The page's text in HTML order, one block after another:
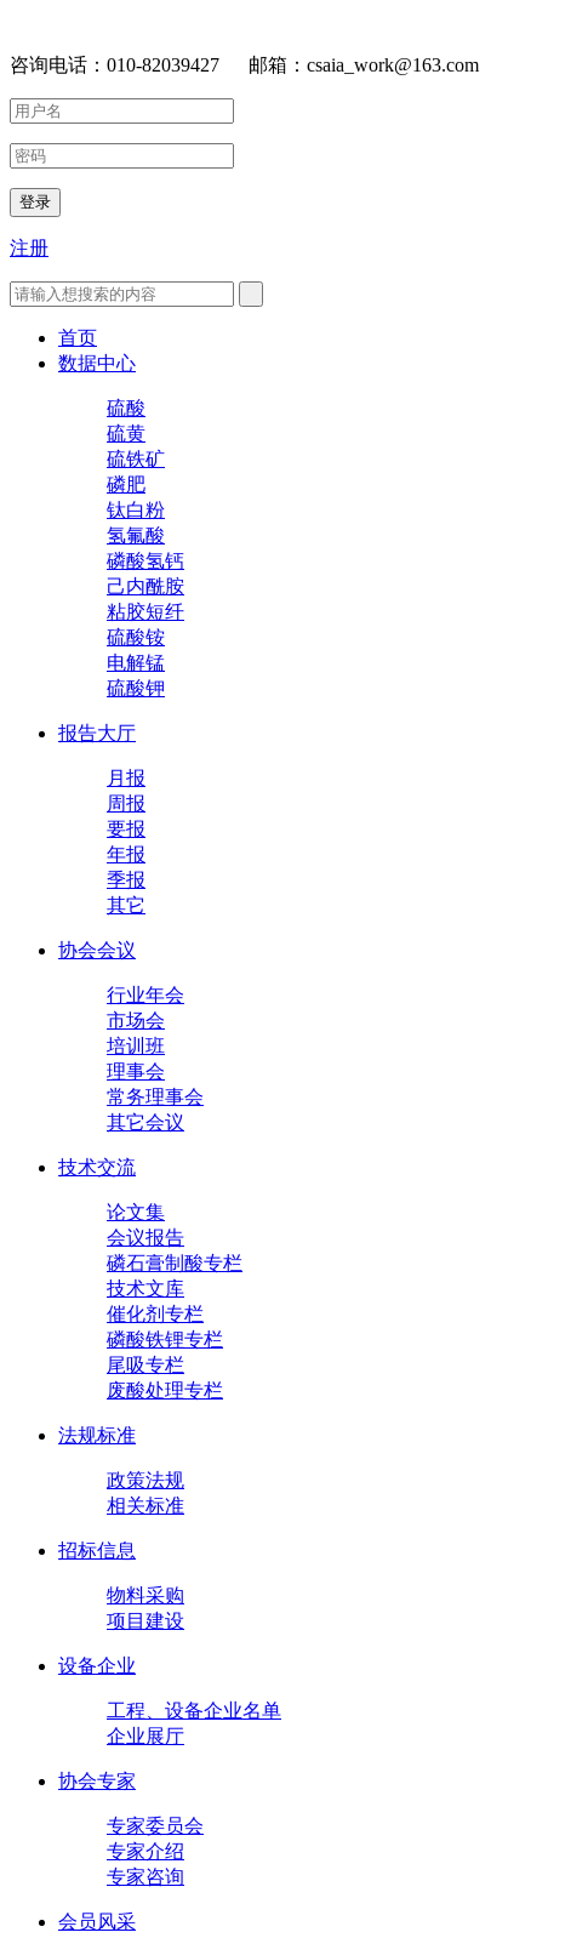
咨询电话：010-82039427 邮箱：csaia_work@163.com
登录
注册
首页
数据中心
硫酸
硫黄
硫铁矿
磷肥
钛白粉
氢氟酸
磷酸氢钙
己内酰胺
粘胶短纤
硫酸铵
电解锰
硫酸钾
报告大厅
月报
周报
要报
年报
季报
其它
协会会议
行业年会
市场会
培训班
理事会
常务理事会
其它会议
技术交流
论文集
会议报告
磷石膏制酸专栏
技术文库
催化剂专栏
磷酸铁锂专栏
尾吸专栏
废酸处理专栏
法规标准
政策法规
相关标准
招标信息
物料采购
项目建设
设备企业
工程、设备企业名单
企业展厅
协会专家
专家委员会
专家介绍
专家咨询
会员风采